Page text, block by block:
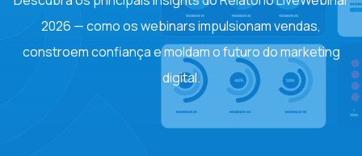
2026 — como os webinars impulsionam vendas,
constroem confiança e moldam o futuro do marketing
digital.